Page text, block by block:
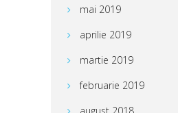
mai 2019
aprilie 2019
martie 2019
februarie 2019
august 2018